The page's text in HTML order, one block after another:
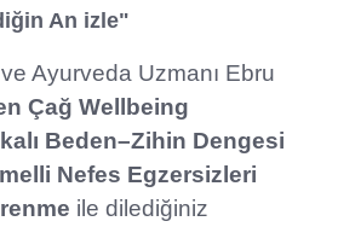
An izle"
Ayurveda Uzmanı Ebru
Çağ Wellbeing
Beden–Zihin Dengesi
Nefes Egzersizleri
ile dilediğiniz